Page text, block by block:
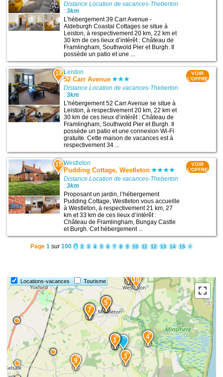
Distance Location de vacances-Theberton
:3km
L’hébergement 39 Carr Avenue -
Aldeburgh Coastal Cottages se situe à
Leiston, à respectivement 20 km, 22 km et
30 km de ces lieux d’intérêt : Château de
Framlingham, Southwold Pier et Burgh. Il
possède un patio et une ...
14 Leiston
52 Carr Avenue
Distance Location de vacances-Theberton
:3km
L’hébergement 52 Carr Avenue se situe à
Leiston, à respectivement 20 km, 22 km et
30 km de ces lieux d’intérêt : Château de
Framlingham, Southwold Pier et Burgh. Il
possède un patio et une connexion Wi-Fi
gratuite. Cette maison de vacances est à
respectivement 34 ...
VOIR
L'OFFRE
15 Westleton
Pudding Cottage, Westleton
Distance Location de vacances-Theberton
:3km
Proposant un jardin, l’hébergement
Pudding Cottage, Westleton vous accueille
à Westleton, à respectivement 21 km, 27
km et 33 km de ces lieux d’intérêt :
Château de Framlingham, Bungay Castle
et Burgh. Cet hébergement ...
VOIR
L'OFFRE
Page 1 sur 100 1 2 3 4 5 6 7 8 9 10 11 12 13 14 15 >
Locations-vacances Tourisme
1210
9
8
7
6
5
4
3
2
1